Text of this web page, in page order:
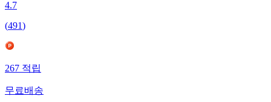
4.7
(491)
267적립
무료배송